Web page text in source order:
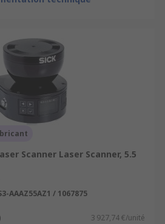
Scanner Laser Scanner, 5.5
AAAZ55AZ1 / 1067875
3 927,74 €/unité